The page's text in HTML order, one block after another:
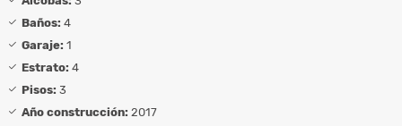
Baños: 4
Garaje: 1
Estrato: 4
Pisos: 3
Año construcción: 2017